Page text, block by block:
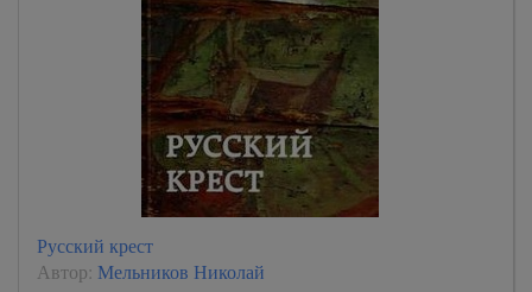
Русский крест
Автор: Мельников Николай